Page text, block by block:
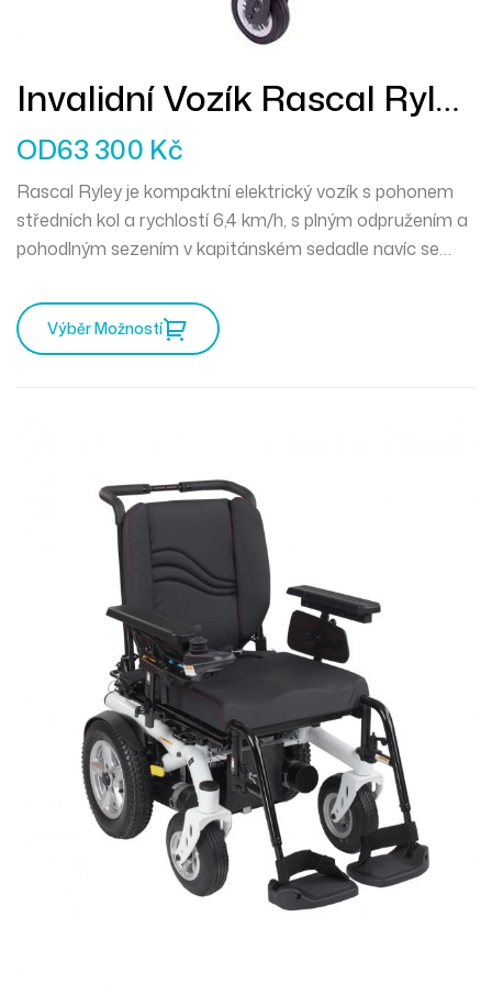
Invalidní Vozík Rascal Ryley
Se Zdvihem Sedadla
OD63 300 Kč
Rascal Ryley je kompaktní elektrický vozík s pohonem
středních kol a rychlostí 6,4 km/h, s plným odpružením a
pohodlným sezením v kapitánském sedadle navíc se
Výběr Možností